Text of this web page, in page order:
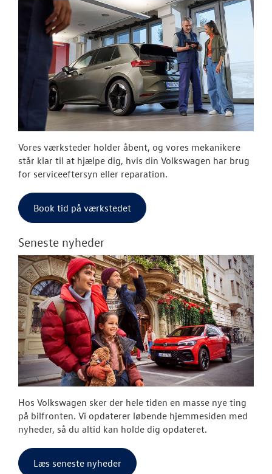
Vores værksteder holder åbent, og vores mekanikere
står klar til at hjælpe dig, hvis din Volkswagen har brug
for serviceeftersyn eller reparation.
Book tid på værkstedet
Seneste nyheder
Hos Volkswagen sker der hele tiden en masse nye ting
på bilfronten. Vi opdaterer løbende hjemmesiden med
nyheder, så du altid kan holde dig opdateret.
Læs seneste nyheder